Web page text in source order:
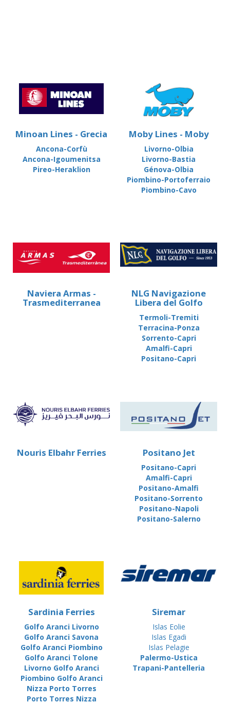
Minoan Lines - Grecia
Ancona-Corfù
Ancona-Igoumenitsa
Pireo-Heraklion
Moby Lines - Moby
Livorno-Olbia
Livorno-Bastia
Génova-Olbia
Piombino-Portoferraio
Piombino-Cavo
Naviera Armas -
Trasmediterranea
NLG Navigazione
Libera del Golfo
Termoli-Tremiti
Terracina-Ponza
Sorrento-Capri
Amalfi-Capri
Positano-Capri
Nouris Elbahr Ferries Positano Jet
Positano-Capri
Amalfi-Capri
Positano-Amalfi
Positano-Sorrento
Positano-Napoli
Positano-Salerno
Sardinia Ferries
Golfo Aranci Livorno
Golfo Aranci Savona
Golfo Aranci Piombino
Golfo Aranci Tolone
Livorno Golfo Aranci
Piombino Golfo Aranci
Nizza Porto Torres
Porto Torres Nizza
Siremar
Islas Eolie
Islas Egadi
Islas Pelagie
Palermo-Ustica
Trapani-Pantelleria